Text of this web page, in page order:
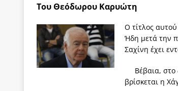
Του Θεόδωρου Καρυώτη
Ο τίτλος
Ήδη μετά την
Σαχίνη έχει
Βέβαια,
βρίσκεται η